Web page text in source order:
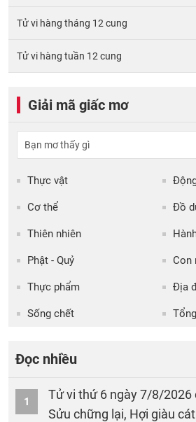
Tử vi hàng tháng 12 cung
Tử vi hàng tuần 12 cung
Giải mã giấc mơ
Thực vật
Cơ thể Đồ
Thiên nhiên
Phật - Quỷ Con
Thực phẩm Địa
Sống chết
Đọc nhiều
1
Tử vi thứ 6 ngày 7/8/2026
Sửu chững lại, Hợi giàu